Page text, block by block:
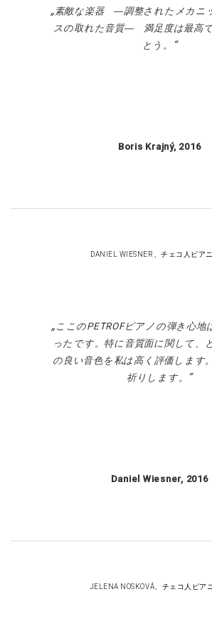
素敵な楽器 ―調整されたメカニ
スの取れた音質― 満足度は最高
とう。
Boris Krajný, 2016
DANIEL WIESNER、チェコ人ピア
ここのPETROFピアノの弾き心地
ったです。特に音質面に関して、
の良い音色を私は高く評価します
祈りします。
Daniel Wiesner, 2016
JELENA NOSKOVÁ、チェコ人ピア